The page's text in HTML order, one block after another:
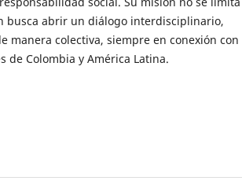
busca abrir un diálogo interdisciplinario,
manera colectiva, siempre en conexión con
de Colombia y América Latina.